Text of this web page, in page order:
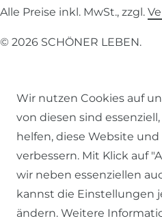
Alle Preise inkl. MwSt., zzgl.
© 2026 SCHÖNER LEBEN.
Impressum
Wir nutzen Cookies auf
von diesen sind
helfen, diese Website
verbessern. Mit Klick auf
wir neben essenziellen
kannst die Einstellungen
ändern. Weitere